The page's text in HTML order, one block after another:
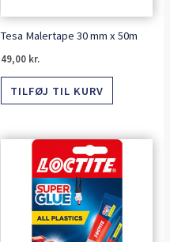
Tesa Malertape 30 mm x 50m
49,00 kr.
TILFØJ TIL KURV